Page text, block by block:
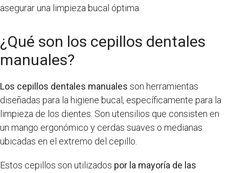
asegurar una limpieza bucal óptima.
¿Qué son los cepillos dentales
manuales?
Los cepillos dentales manuales son herramientas
diseñadas para la higiene bucal, específicamente para la
limpieza de los dientes. Son utensilios que consisten en
un mango ergonómico y cerdas suaves o medianas
ubicadas en el extremo del cepillo.
Estos cepillos son utilizados por la mayoría de las